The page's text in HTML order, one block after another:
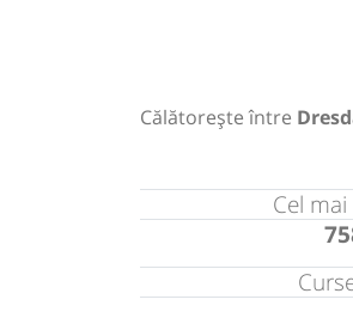
Călătorește între
Cel